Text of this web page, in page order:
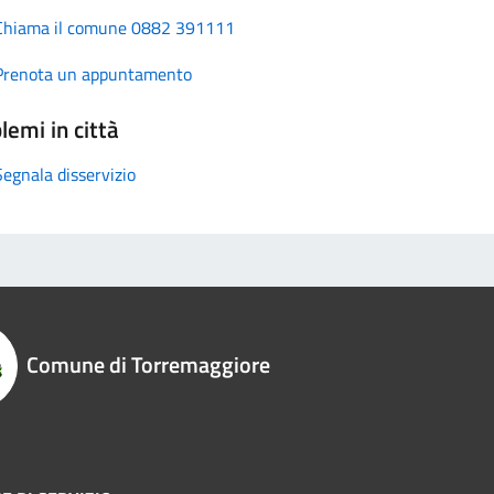
il comune 0882 391111
un appuntamento
in città
disservizio
Comune di Torremaggiore